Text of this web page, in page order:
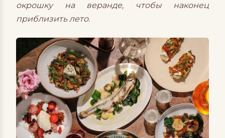
окрошку на веранде, чтобы наконец
приблизить лето.